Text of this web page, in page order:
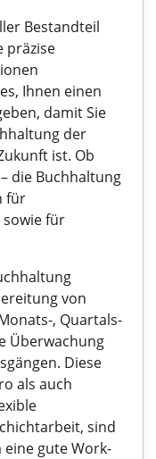
Bestandteil
präzise
Ihnen einen
damit Sie
der
ist. Ob
die Buchhaltung
für
sowie für
von
, Quartals-
Überwachung
Diese
als auch
sind
gute Work-